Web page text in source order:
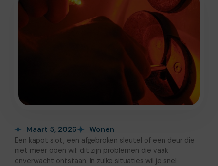
Maart 5, 2026 Wonen
Een kapot slot, een afgebroken sleutel of een deur die
niet meer open wil: dit zijn problemen die vaak
onverwacht ontstaan. In zulke situaties wil je snel